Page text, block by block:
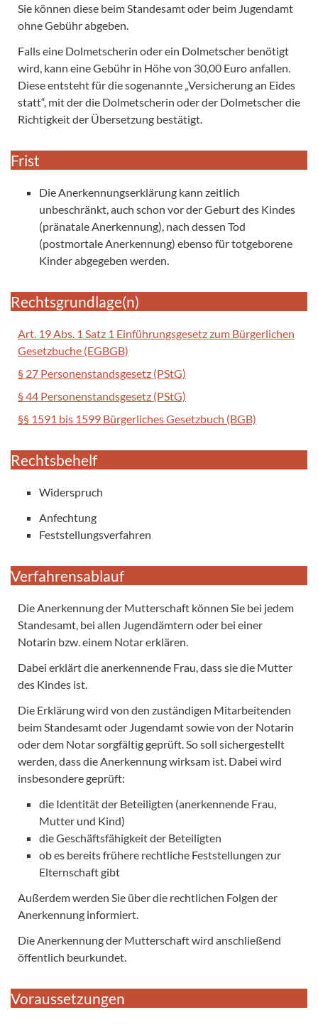
Sie können diese beim Standesamt oder beim Jugendamt
ohne Gebühr abgeben.
Falls eine Dolmetscherin oder ein Dolmetscher benötigt
wird, kann eine Gebühr in Höhe von 30,00 Euro anfallen.
Diese entsteht für die sogenannte „Versicherung an Eides
statt“, mit der die Dolmetscherin oder der Dolmetscher die
Richtigkeit der Übersetzung bestätigt.
Frist
Die Anerkennungserklärung kann zeitlich
unbeschränkt, auch schon vor der Geburt des Kindes
(pränatale Anerkennung), nach dessen Tod
(postmortale Anerkennung) ebenso für totgeborene
Kinder abgegeben werden.
Rechtsgrundlage(n)
Art. 19 Abs. 1 Satz 1 Einführungsgesetz zum Bürgerlichen
Gesetzbuche (EGBGB)
§ 27 Personenstandsgesetz (PStG)
§ 44 Personenstandsgesetz (PStG)
§§ 1591 bis 1599 Bürgerliches Gesetzbuch (BGB)
Rechtsbehelf
Widerspruch
Anfechtung
Feststellungsverfahren
Verfahrensablauf
Die Anerkennung der Mutterschaft können Sie bei jedem
Standesamt, bei allen Jugendämtern oder bei einer
Notarin bzw. einem Notar erklären.
Dabei erklärt die anerkennende Frau, dass sie die Mutter
des Kindes ist.
Die Erklärung wird von den zuständigen Mitarbeitenden
beim Standesamt oder Jugendamt sowie von der Notarin
oder dem Notar sorgfältig geprüft. So soll sichergestellt
werden, dass die Anerkennung wirksam ist. Dabei wird
insbesondere geprüft:
die Identität der Beteiligten (anerkennende Frau,
Mutter und Kind)
die Geschäftsfähigkeit der Beteiligten
ob es bereits frühere rechtliche Feststellungen zur
Elternschaft gibt
Außerdem werden Sie über die rechtlichen Folgen der
Anerkennung informiert.
Die Anerkennung der Mutterschaft wird anschließend
öffentlich beurkundet.
Voraussetzungen